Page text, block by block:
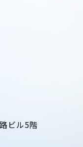
ビル5階